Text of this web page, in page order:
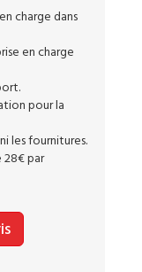
charge dans
en charge
pour la
les fournitures.
par